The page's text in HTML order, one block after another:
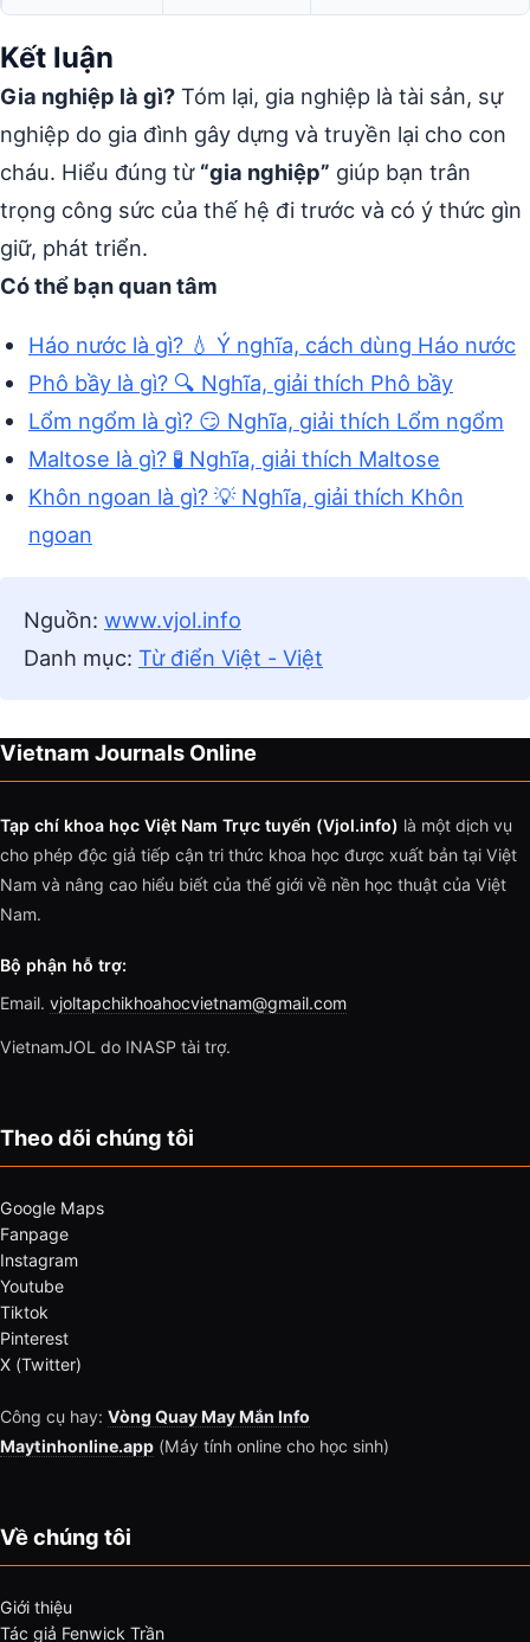
Kết luận
Gia nghiệp là gì? Tóm lại, gia nghiệp là tài sản, sự
nghiệp do gia đình gây dựng và truyền lại cho con
cháu. Hiểu đúng từ “gia nghiệp” giúp bạn trân
trọng công sức của thế hệ đi trước và có ý thức gìn
giữ, phát triển.
Có thể bạn quan tâm
Háo nước là gì? 💧 Ý nghĩa, cách dùng Háo nước
Phô bầy là gì? 🔍 Nghĩa, giải thích Phô bầy
Lổm ngổm là gì? 😏 Nghĩa, giải thích Lổm ngổm
Maltose là gì? 🧪 Nghĩa, giải thích Maltose
Khôn ngoan là gì? 💡 Nghĩa, giải thích Khôn
ngoan
Nguồn: www.vjol.info
Danh mục: Từ điển Việt - Việt
Vietnam Journals Online
Tạp chí khoa học Việt Nam Trực tuyến (Vjol.info) là một dịch vụ
cho phép độc giả tiếp cận tri thức khoa học được xuất bản tại Việt
Nam và nâng cao hiểu biết của thế giới về nền học thuật của Việt
Nam.
Bộ phận hỗ trợ:
Email. vjoltapchikhoahocvietnam@gmail.com
VietnamJOL do INASP tài trợ.
Theo dõi chúng tôi
Google Maps
Fanpage
Instagram
Youtube
Tiktok
Pinterest
X (Twitter)
Công cụ hay: Vòng Quay May Mắn Info
Maytinhonline.app (Máy tính online cho học sinh)
Về chúng tôi
Giới thiệu
Tác giả Fenwick Trần